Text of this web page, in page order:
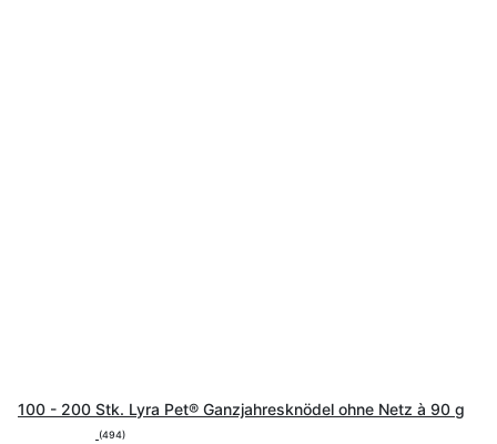
100 - 200 Stk. Lyra Pet® Ganzjahresknödel ohne Netz à 90 g
(494)